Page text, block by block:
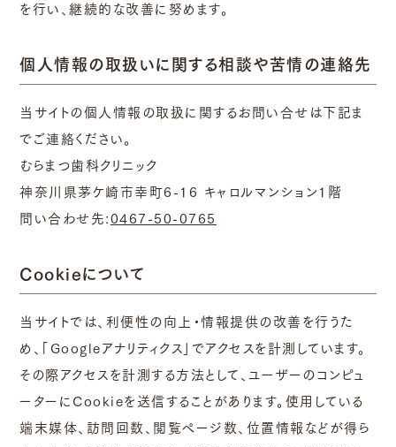
を行い、継続的な改善に努めます。
個人情報の取扱いに関する相談や苦情の連絡先
当サイトの個人情報の取扱に関するお問い合せは下記ま
でご連絡ください。
むらまつ歯科クリニック
神奈川県茅ケ崎市幸町6-16 キャロルマンション1階
問い合わせ先:0467-50-0765
Cookieについて
当サイトでは、利便性の向上・情報提供の改善を行うた
め、「Googleアナリティクス」でアクセスを計測しています。
その際アクセスを計測する方法として、ユーザーのコンピュ
ーターにCookieを送信することがあります。使用している
端末媒体、訪問回数、閲覧ページ数、位置情報などが得ら